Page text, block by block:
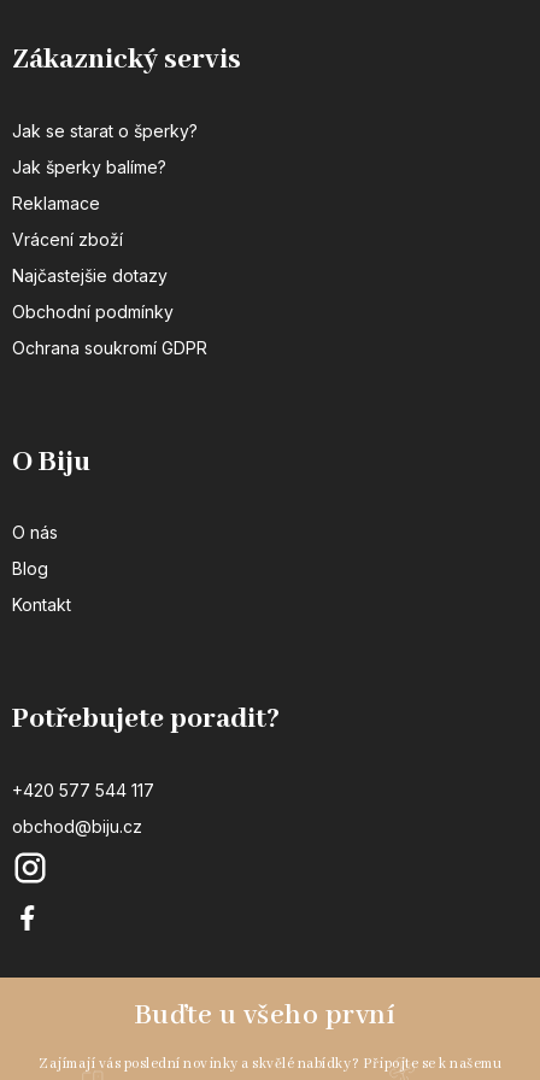
Zákaznický servis
Jak se starat o šperky?
Jak šperky balíme?
Reklamace
Vrácení zboží
Najčastejšie dotazy
Obchodní podmínky
Ochrana soukromí GDPR
O Biju
O nás
Blog
Kontakt
Potřebujete poradit?
+420 577 544 117
obchod@biju.cz